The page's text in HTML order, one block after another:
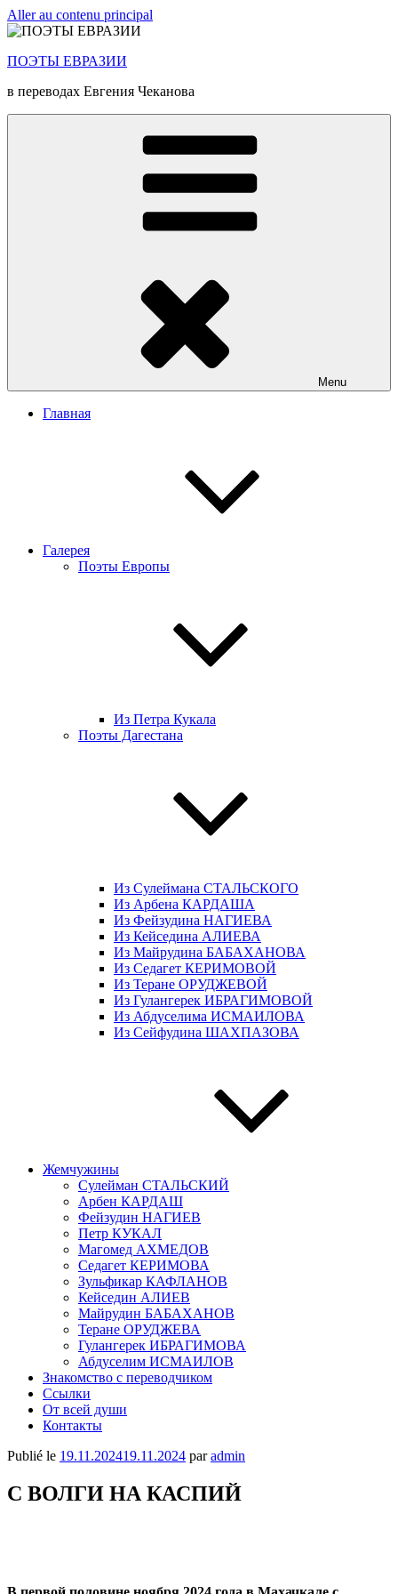
Aller au contenu principal
ПОЭТЫ ЕВРАЗИИ
в переводах Евгения Чеканова
Menu
Главная
Галерея
Поэты Европы
Из Петра Кукала
Поэты Дагестана
Из Сулеймана СТАЛЬСКОГО
Из Арбена КАРДАША
Из Фейзудина НАГИЕВА
Из Кейседина АЛИЕВА
Из Майрудина БАБАХАНОВА
Из Седагет КЕРИМОВОЙ
Из Теране ОРУДЖЕВОЙ
Из Гулангерек ИБРАГИМОВОЙ
Из Абдуселима ИСМАИЛОВА
Из Сейфудина ШАХПАЗОВА
Жемчужины
Сулейман СТАЛЬСКИЙ
Арбен КАРДАШ
Фейзудин НАГИЕВ
Петр КУКАЛ
Магомед АХМЕДОВ
Седагет КЕРИМОВА
Зульфикар КАФЛАНОВ
Кейседин АЛИЕВ
Майрудин БАБАХАНОВ
Теране ОРУДЖЕВА
Гулангерек ИБРАГИМОВА
Абдуселим ИСМАИЛОВ
Знакомство с переводчиком
Ссылки
От всей души
Контакты
Publié le 19.11.202419.11.2024 paradmin
С ВОЛГИ НА КАСПИЙ